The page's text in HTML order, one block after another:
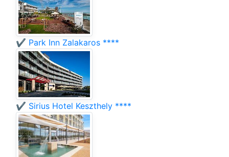
✔️ Park Inn Zalakaros ****
✔️ Sirius Hotel Keszthely ****